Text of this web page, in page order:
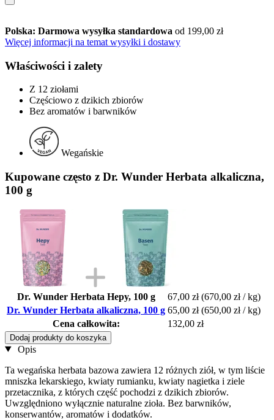
Polska: Darmowa wysyłka standardowa od 199,00 zł
Więcej informacji na temat wysyłki i dostawy
Właściwości i zalety
Z 12 ziołami
Częściowo z dzikich zbiorów
Bez aromatów i barwników
Wegańskie
Kupowane często z Dr. Wunder Herbata alkaliczna,
100 g
Dr. Wunder Herbata Hepy, 100 g 67,00 zł (670,00 zł / kg)
Dr. Wunder Herbata alkaliczna, 100 g 65,00 zł (650,00 zł / kg)
Cena całkowita:
132,00 zł
Dodaj produkty do koszyka
Opis
Ta wegańska herbata bazowa zawiera 12 różnych ziół, w tym liście
mniszka lekarskiego, kwiaty rumianku, kwiaty nagietka i ziele
przetacznika, z których część pochodzi z dzikich zbiorów.
Uwzględniono wyłącznie naturalne zioła. Bez barwników,
konserwantów, aromatów i dodatków.